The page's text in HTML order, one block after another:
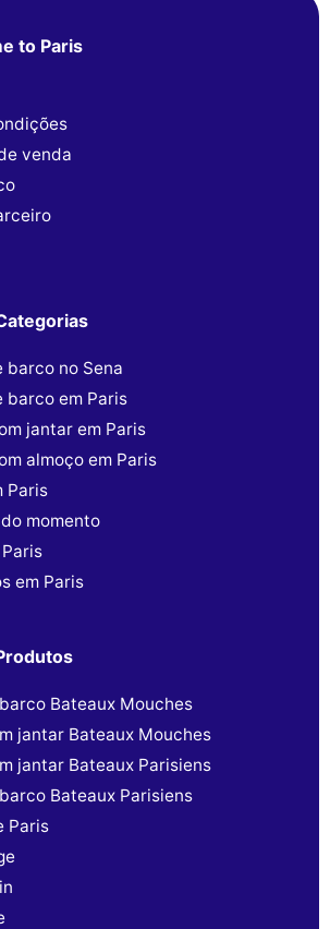
to Paris
venda
barco no Sena
barco em Paris
jantar em Paris
almoço em Paris
Paris
momento
em Paris
Bateaux Mouches
jantar Bateaux Mouches
jantar Bateaux Parisiens
Bateaux Parisiens
Paris